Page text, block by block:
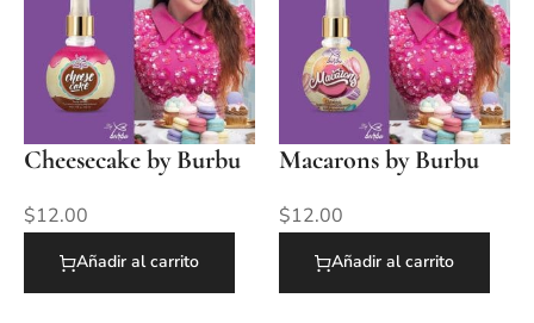
Cheesecake by Burbu
$12.00
Añadir al carrito
Macarons by Burbu
$12.00
Añadir al carrito